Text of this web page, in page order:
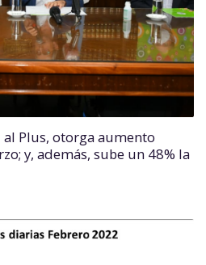
Plus, otorga aumento
y, además, sube un 48% la